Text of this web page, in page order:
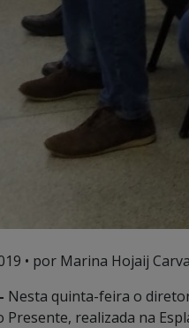
• por Marina Hojaij
Nesta quinta-feira o
realizada na